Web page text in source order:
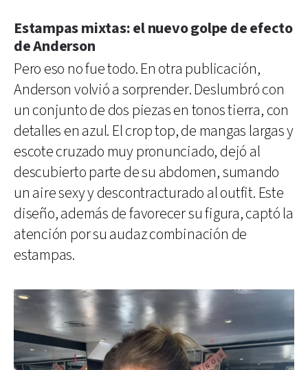
Estampas mixtas: el nuevo golpe de efecto
de Anderson
Pero eso no fue todo. En otra publicación,
Anderson volvió a sorprender. Deslumbró con
un conjunto de dos piezas en tonos tierra, con
detalles en azul. El crop top, de mangas largas y
escote cruzado muy pronunciado, dejó al
descubierto parte de su abdomen, sumando
un aire sexy y descontracturado al outfit. Este
diseño, además de favorecer su figura, captó la
atención por su audaz combinación de
estampas.